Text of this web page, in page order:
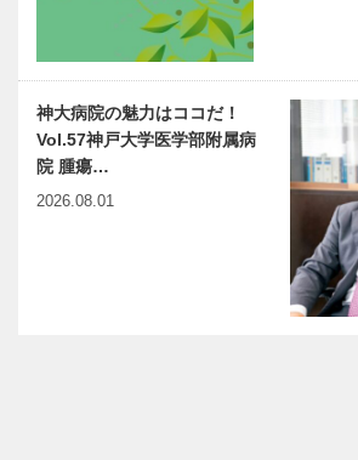
神大病院の魅力はココだ！
Vol.57神戸大学医学部附属病
院 腫瘍…
2026.08.01